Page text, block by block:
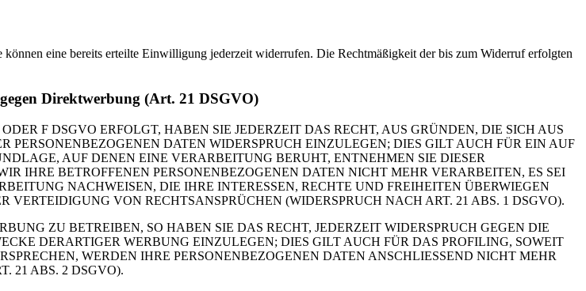
eine bereits erteilte Einwilligung jederzeit widerrufen. Die Rechtmäßigkeit der bis zum Widerruf erfolgten
Direktwerbung (Art. 21 DSGVO)
F DSGVO ERFOLGT, HABEN SIE JEDERZEIT DAS RECHT, AUS GRÜNDEN, DIE SICH AUS
DATEN WIDERSPRUCH EINZULEGEN; DIES GILT AUCH FÜR EIN AUF
AUF DENEN EINE VERARBEITUNG BERUHT, ENTNEHMEN SIE DIESER
IHRE BETROFFENEN PERSONENBEZOGENEN DATEN NICHT MEHR VERARBEITEN, ES SEI
NACHWEISEN, DIE IHRE INTERESSEN, RECHTE UND FREIHEITEN ÜBERWIEGEN
VON RECHTSANSPRÜCHEN (WIDERSPRUCH NACH ART. 21 ABS. 1 DSGVO).
ZU BETREIBEN, SO HABEN SIE DAS RECHT, JEDERZEIT WIDERSPRUCH GEGEN DIE
DERARTIGER WERBUNG EINZULEGEN; DIES GILT AUCH FÜR DAS PROFILING, SOWEIT
WERDEN IHRE PERSONENBEZOGENEN DATEN ANSCHLIESSEND NICHT MEHR
21 ABS. 2 DSGVO).